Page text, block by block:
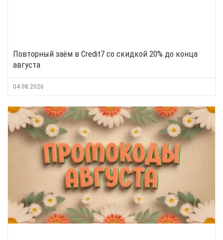
Повторный заём в Credit7 со скидкой 20% до конца
августа
04.08.2026